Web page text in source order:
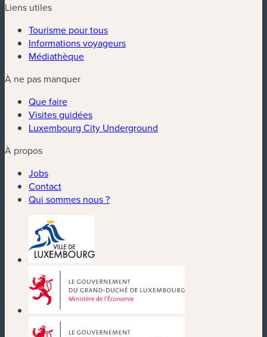
Liens utiles
Tourisme pour tous
Informations voyageurs
Médiathèque
À ne pas manquer
Que faire
Visites guidées
Luxembourg City Underground
À propos
Jobs
Contact
Qui sommes nous ?